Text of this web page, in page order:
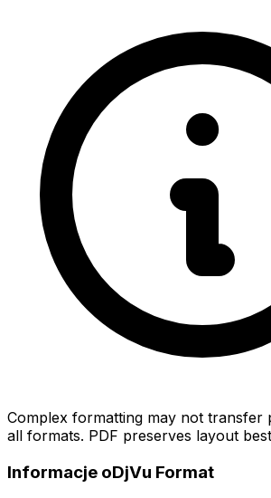
Complex formatting may not transfer
all formats. PDF preserves layout
Informacje oDjVu Format